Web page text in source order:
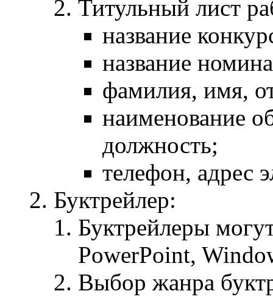
Титульный лист
название
название
фамилия, имя,
наименование
должность;
телефон, адрес
Буктрейлер:
Буктрейлеры
PowerPoint,
Выбор жанра